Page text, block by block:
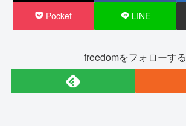
Pocket LINE
freedomをフォローする